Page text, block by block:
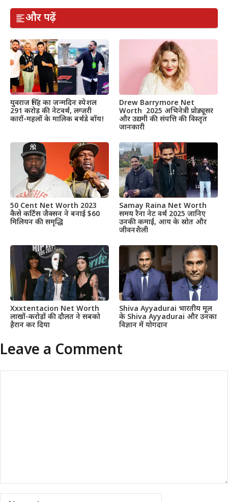
और पढ़ें
युवराज सिंह का जन्मदिन स्पेशल
291 करोड़ की नेटवर्थ, लग्जरी
कारों-महलों के मालिक बर्थडे बॉय!
Drew Barrymore Net
Worth 2025 अभिनेत्री प्रोड्यूसर
और उद्यमी की संपत्ति की विस्तृत
जानकारी
50 Cent Net Worth 2023
कैसे कर्टिस जैक्सन ने बनाई $60
मिलियन की समृद्धि
Samay Raina Net Worth
समय रैना नेट वर्थ 2025 जानिए
उनकी कमाई, आय के स्रोत और
जीवनशैली
Xxxtentacion Net Worth
लाखों-करोड़ों की दौलत ने सबको
हैरान कर दिया
Shiva Ayyadurai भारतीय मूल
के Shiva Ayyadurai और उनका
विज्ञान में योगदान
Leave a Comment
Name